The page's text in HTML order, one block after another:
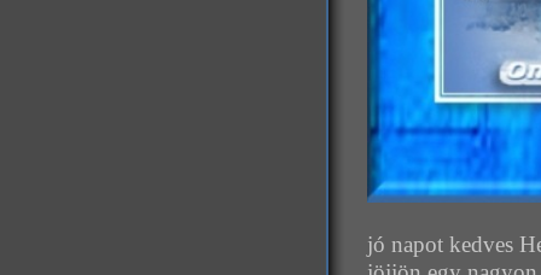
jó napot kedves